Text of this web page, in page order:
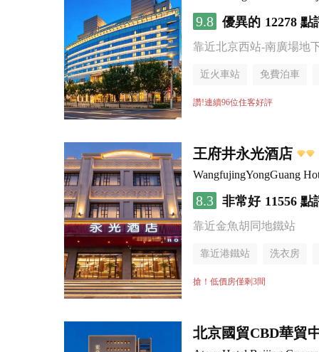
9.8 優異的 12278 點
靠近北京西站-南廣場地
近火車站 免費泊車
讚!連續96位住客好評
王府井永光酒店
WangfujingYongGuang
8.3 非常好 11556 點
靠近金魚胡同地鐵站
靠近港鐵站 洗衣房
搶！低價房僅剩3間
北京國貿CBD華貿